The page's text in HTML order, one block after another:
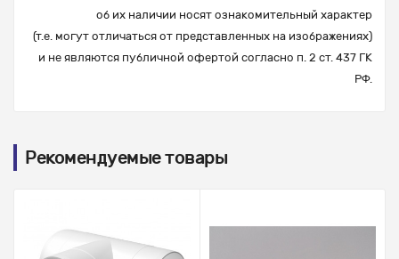
об их наличии носят ознакомительный характер
(т.е. могут отличаться от представленных на изображениях)
и не являются публичной офертой согласно п. 2 ст. 437 ГК
РФ.
Рекомендуемые товары